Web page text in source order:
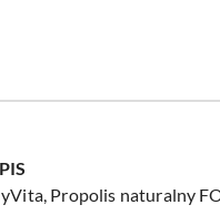
Propolis naturalny